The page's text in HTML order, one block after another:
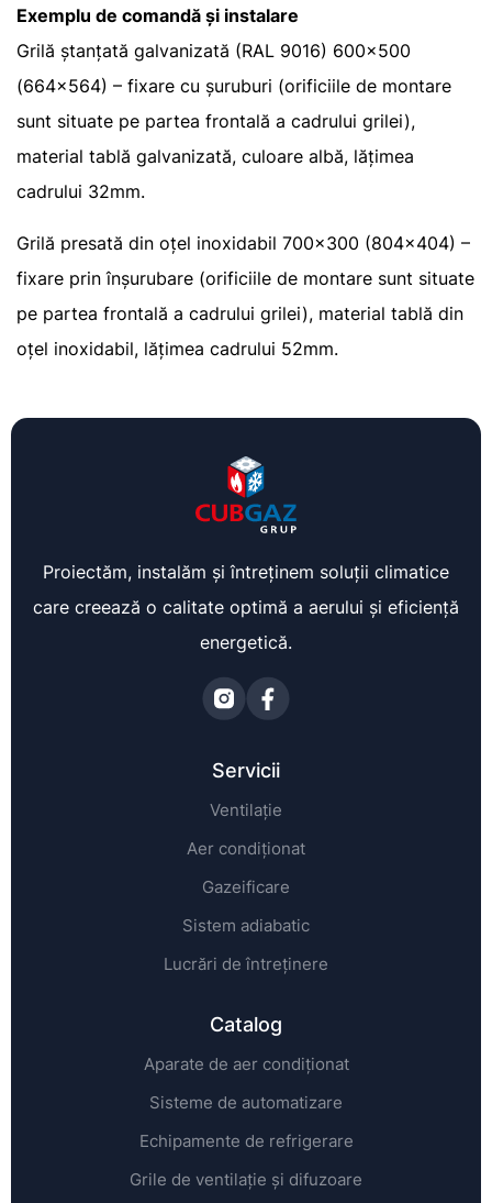
Exemplu de comandă și instalare
Grilă ștanțată galvanizată (RAL 9016) 600×500
(664×564) – fixare cu șuruburi (orificiile de montare
sunt situate pe partea frontală a cadrului grilei),
material tablă galvanizată, culoare albă, lățimea
cadrului 32mm.
Grilă presată din oțel inoxidabil 700×300 (804×404) –
fixare prin înșurubare (orificiile de montare sunt situate
pe partea frontală a cadrului grilei), material tablă din
oțel inoxidabil, lățimea cadrului 52mm.
Proiectăm, instalăm și întreținem soluții climatice
care creează o calitate optimă a aerului și eficiență
energetică.
Servicii
Ventilație
Aer condiționat
Gazeificare
Sistem adiabatic
Lucrări de întreținere
Catalog
Aparate de aer condiționat
Sisteme de automatizare
Echipamente de refrigerare
Grile de ventilație și difuzoare